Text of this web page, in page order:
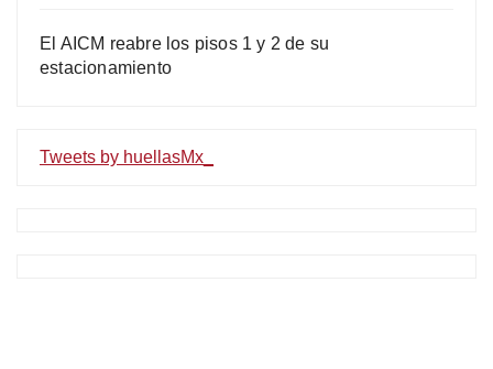
El AICM reabre los pisos 1 y 2 de su
estacionamiento
Tweets by huellasMx_